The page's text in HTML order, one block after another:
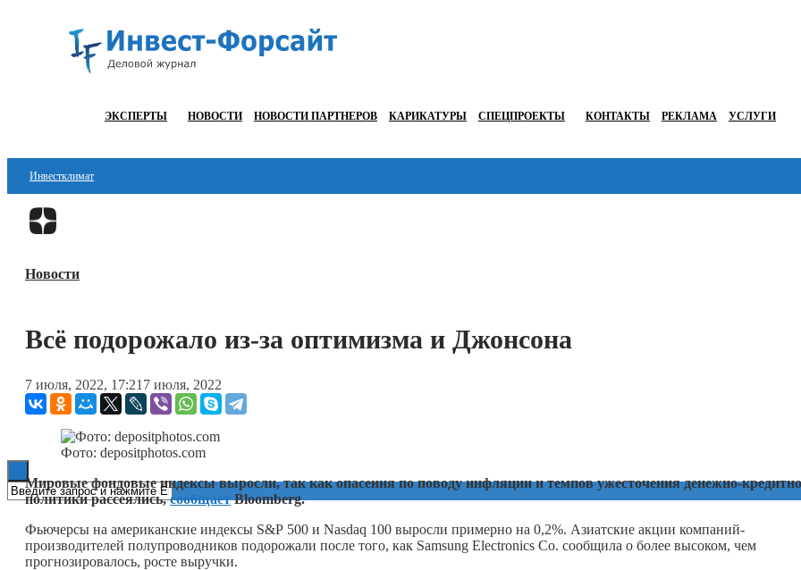
ЭКСПЕРТЫ НОВОСТИ НОВОСТИ ПАРТНЕРОВ КАРИКАТУРЫ СПЕЦПРОЕКТЫ КОНТАКТЫ РЕКЛАМА УСЛУГИ
Инвестклимат
Финансы
Блокчейн
ESG
Новости
Всё подорожало из-за оптимизма и Джонсона
7 июля, 2022, 17:21 7 июля, 2022
Фото: depositphotos.com
Мировые фондовые индексы выросли, так как опасения по поводу инфляции и темпов ужесточения денежно-
политики рассеялись,сообщаетBloomberg.
Фьючерсы на американские индексы S&P 500 и Nasdaq 100 выросли примерно на 0,2%. Азиатские акции компаний-
производителей полупроводников подорожали после того, как Samsung Electronics Co. сообщила о более высоком, чем
прогнозировалось, росте выручки.